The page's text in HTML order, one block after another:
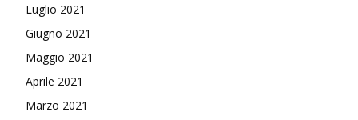
Luglio 2021
Giugno 2021
Maggio 2021
Aprile 2021
Marzo 2021